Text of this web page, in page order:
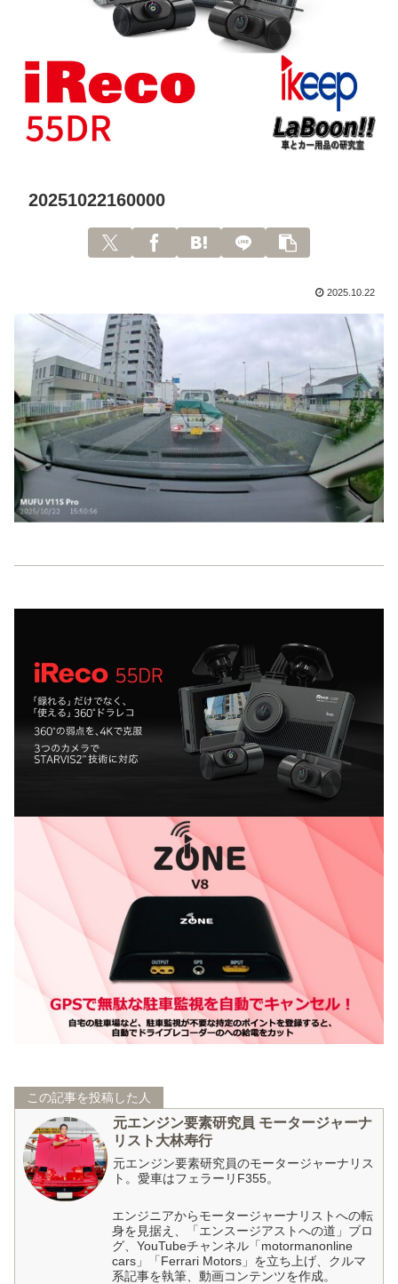
20251022160000
2025.10.22
この記事を投稿した人
元エンジン要素研究員 モータージャーナ
リスト大林寿行
元エンジン要素研究員のモータージャーナリス
ト。愛車はフェラーリF355。
エンジニアからモータージャーナリストへの転
身を見据え、「エンスージアストへの道」ブロ
グ、YouTubeチャンネル「motormanonline
cars」「Ferrari Motors」を立ち上げ、クルマ
系記事を執筆、動画コンテンツを作成。